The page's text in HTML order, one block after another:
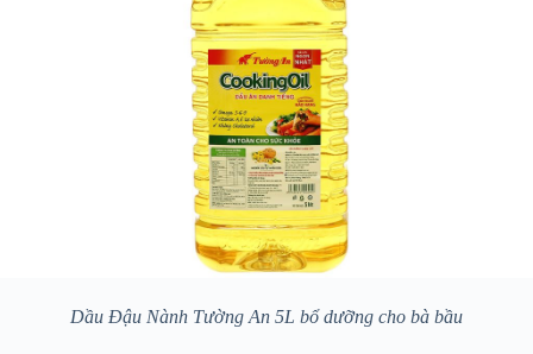
Dầu Đậu Nành Tường An 5L bổ dưỡng cho bà bầu